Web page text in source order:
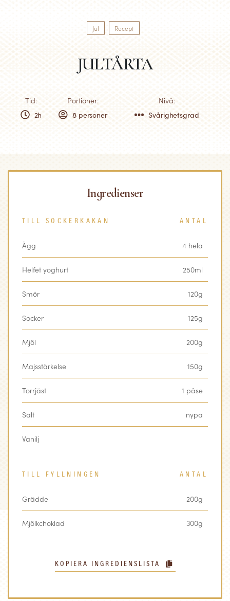
Jul Recept
JULTÅRTA
Tid: Portioner:
Nivå:
2h
8 personer Svårighetsgrad
Ingredienser
TILL SOCKERKAKAN ANTAL
Ägg 4 hela
Helfet yoghurt 250ml
Smör 120g
Socker 125g
Mjöl 200g
Majsstärkelse 150g
Torrjäst 1 påse
Salt nypa
Vanilj
TILL FYLLNINGEN ANTAL
Grädde 200g
Mjölkchoklad 300g
KOPIERA INGREDIENSLISTA